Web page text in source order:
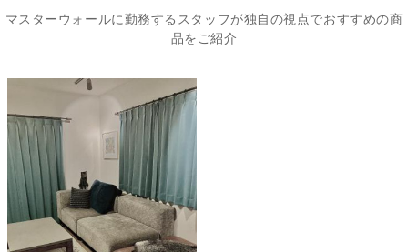
マスターウォールに勤務するスタッフが独自の視点でおすすめの商
品をご紹介